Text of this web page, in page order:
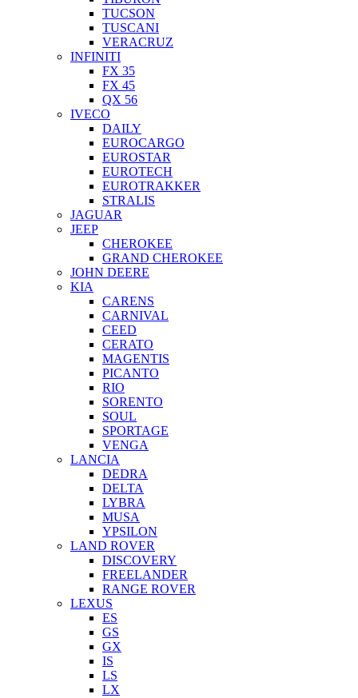
TUCSON
TUSCANI
VERACRUZ
INFINITI
FX 35
FX 45
QX 56
IVECO
DAILY
EUROCARGO
EUROSTAR
EUROTECH
EUROTRAKKER
STRALIS
JAGUAR
JEEP
CHEROKEE
GRAND CHEROKEE
JOHN DEERE
KIA
CARENS
CARNIVAL
CEED
CERATO
MAGENTIS
PICANTO
RIO
SORENTO
SOUL
SPORTAGE
VENGA
LANCIA
DEDRA
DELTA
LYBRA
MUSA
YPSILON
LAND ROVER
DISCOVERY
FREELANDER
RANGE ROVER
LEXUS
ES
GS
GX
IS
LS
LX